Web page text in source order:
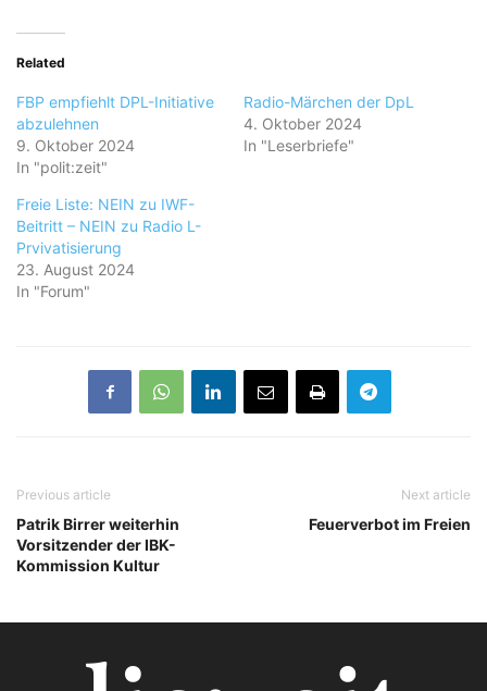
Related
FBP empfiehlt DPL-Initiative
abzulehnen
9. Oktober 2024
In "polit:zeit"
Radio-Märchen der DpL
4. Oktober 2024
In "Leserbriefe"
Freie Liste: NEIN zu IWF-
Beitritt – NEIN zu Radio L-
Prvivatisierung
23. August 2024
In "Forum"
Previous article
Patrik Birrer weiterhin
Vorsitzender der IBK-
Kommission Kultur
Next article
Feuerverbot im Freien